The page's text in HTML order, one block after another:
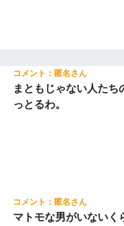
匿名
まともじゃない人た
っとるわ。
匿名
マトモな男がいないく